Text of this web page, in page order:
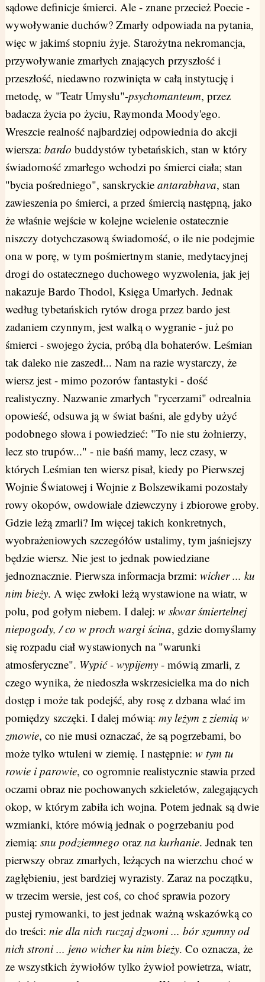
sądowe definicje śmierci. Ale - znane przecież Poecie -
wywoływanie duchów? Zmarły odpowiada na pytania,
więc w jakimś stopniu żyje. Starożytna nekromancja,
przywoływanie zmarłych znających przyszłość i
przeszłość, niedawno rozwinięta w całą instytucję i
metodę, w "Teatr Umysłu"-psychomanteum, przez
badacza życia po życiu, Raymonda Moody'ego.
Wreszcie realność najbardziej odpowiednia do akcji
wiersza: bardo buddystów tybetańskich, stan w który
świadomość zmarłego wchodzi po śmierci ciała; stan
"bycia pośredniego", sanskryckie antarabhava, stan
zawieszenia po śmierci, a przed śmiercią następną, jako
że właśnie wejście w kolejne wcielenie ostatecznie
niszczy dotychczasową świadomość, o ile nie podejmie
ona w porę, w tym pośmiertnym stanie, medytacyjnej
drogi do ostatecznego duchowego wyzwolenia, jak jej
nakazuje Bardo Thodol, Księga Umarłych. Jednak
według tybetańskich rytów droga przez bardo jest
zadaniem czynnym, jest walką o wygranie - już po
śmierci - swojego życia, próbą dla bohaterów. Leśmian
tak daleko nie zaszedł... Nam na razie wystarczy, że
wiersz jest - mimo pozorów fantastyki - dość
realistyczny. Nazwanie zmarłych "rycerzami" odrealnia
opowieść, odsuwa ją w świat baśni, ale gdyby użyć
podobnego słowa i powiedzieć: "To nie stu żołnierzy,
lecz sto trupów..." - nie baśń mamy, lecz czasy, w
których Leśmian ten wiersz pisał, kiedy po Pierwszej
Wojnie Światowej i Wojnie z Bolszewikami pozostały
rowy okopów, owdowiałe dziewczyny i zbiorowe groby.
Gdzie leżą zmarli? Im więcej takich konkretnych,
wyobrażeniowych szczegółów ustalimy, tym jaśniejszy
będzie wiersz. Nie jest to jednak powiedziane
jednoznacznie. Pierwsza informacja brzmi: wicher ... ku
nim bieży. A więc zwłoki leżą wystawione na wiatr, w
polu, pod gołym niebem. I dalej: w skwar śmiertelnej
niepogody, / co w proch wargi ścina, gdzie domyślamy
się rozpadu ciał wystawionych na "warunki
atmosferyczne". Wypić - wypijemy- mówią zmarli, z
czego wynika, że niedoszła wskrzesicielka ma do nich
dostęp i może tak podejść, aby rosę z dzbana wlać im
pomiędzy szczęki. I dalej mówią: my leżym z ziemią w
zmowie, co nie musi oznaczać, że są pogrzebami, bo
może tylko wtuleni w ziemię. I następnie: w tym tu
rowie i parowie, co ogromnie realistycznie stawia przed
oczami obraz nie pochowanych szkieletów, zalegających
okop, w którym zabiła ich wojna. Potem jednak są dwie
wzmianki, które mówią jednak o pogrzebaniu pod
ziemią: snu podziemnego oraz na kurhanie. Jednak ten
pierwszy obraz zmarłych, leżących na wierzchu choć w
zagłębieniu, jest bardziej wyrazisty. Zaraz na początku,
w trzecim wersie, jest coś, co choć sprawia pozory
pustej rymowanki, to jest jednak ważną wskazówką co
do treści: nie dla nich ruczaj dzwoni ... bór szumny od
nich stroni ... jeno wicher ku nim bieży. Co oznacza, że
ze wszystkich żywiołów tylko żywioł powietrza, wiatr,